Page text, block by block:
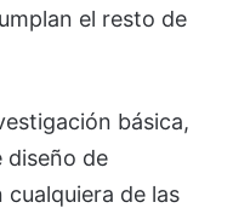
el resto de
básica,
diseño de
de las